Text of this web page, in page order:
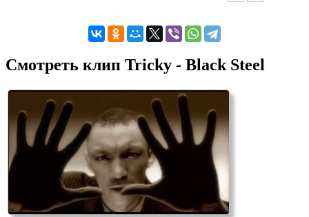
Смотреть клип Tricky - Black Steel